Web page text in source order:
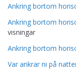
Ankring bortom
Ankring bortom
visningar
Ankring bortom
Var ankrar ni på